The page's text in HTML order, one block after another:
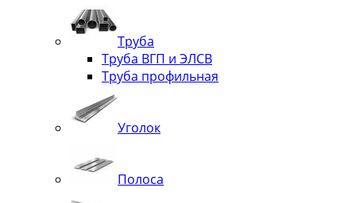
Труба
Труба ВГП и ЭЛСВ
Труба профильная
Уголок
Полоса